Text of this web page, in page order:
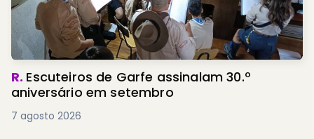
R. Escuteiros de Garfe assinalam 30.º
aniversário em setembro
7 agosto 2026